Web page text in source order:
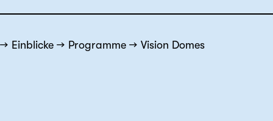
Einblicke Programme Vision Domes